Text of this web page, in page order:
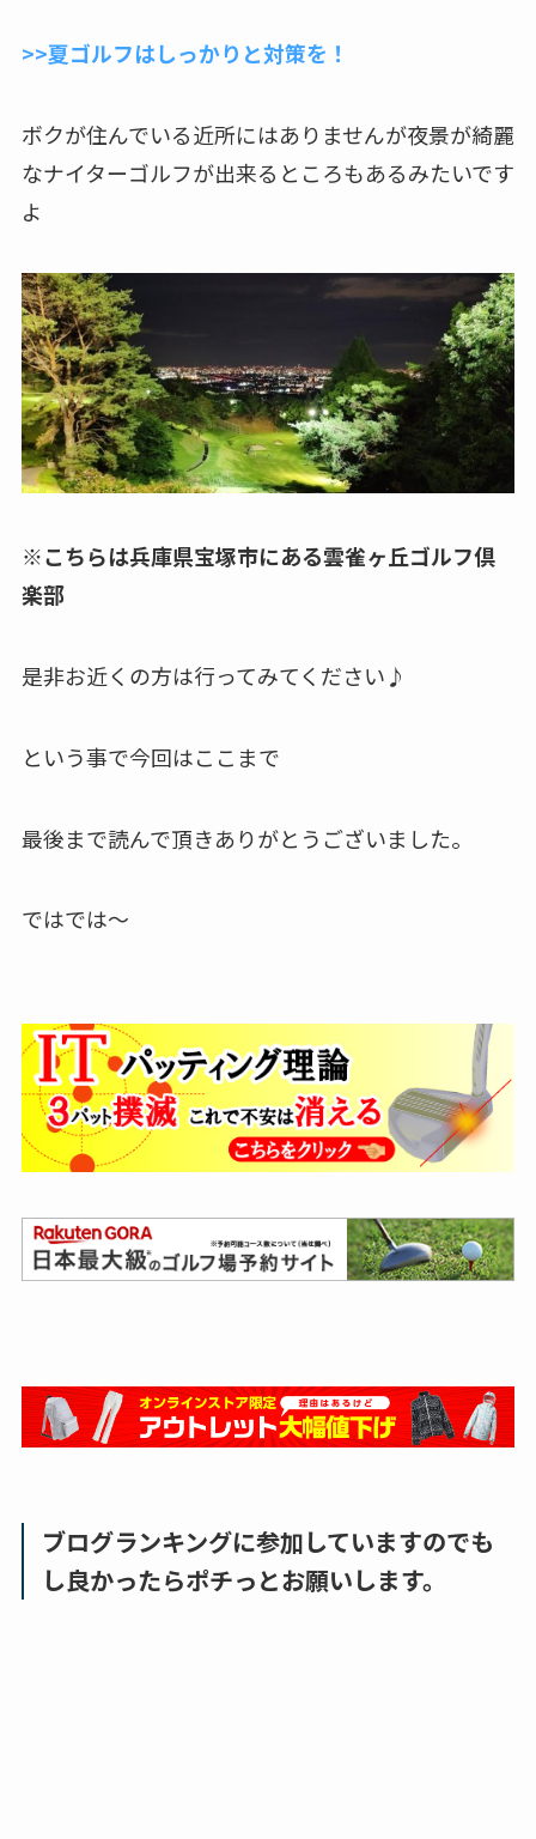
>>夏ゴルフはしっかりと対策を！
ボクが住んでいる近所にはありませんが夜景が綺麗
なナイターゴルフが出来るところもあるみたいです
よ
※こちらは兵庫県宝塚市にある雲雀ヶ丘ゴルフ倶
楽部
是非お近くの方は行ってみてください♪
という事で今回はここまで
最後まで読んで頂きありがとうございました。
ではでは～
ブログランキングに参加していますのでも
し良かったらポチっとお願いします。